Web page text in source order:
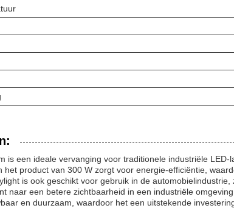
is een ideale vervanging voor traditionele industriële
het product van 300 W zorgt voor energie-efficiëntie,
is ook geschikt voor gebruik in de
naar een betere zichtbaarheid in een industriële
en duurzaam, waardoor het een uitstekende